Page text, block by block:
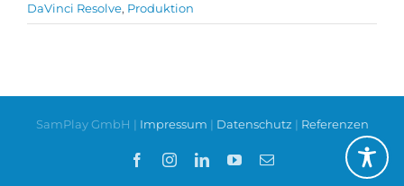
DaVinci Resolve, Produktion
SamPlay GmbH | Impressum | Datenschutz | Referenzen
FacebookInstagramLinkedInYouTube
E-